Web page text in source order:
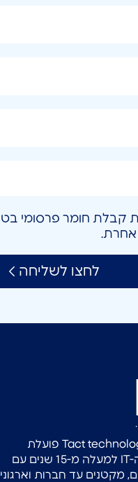
אחרת.
לחצו לשליחה
Tact technologies Solutions LTD פועלת
בעולמות החומרה וה-IT למעלה מ-15 שנים עם
מקטנים עד חברות וארגוני